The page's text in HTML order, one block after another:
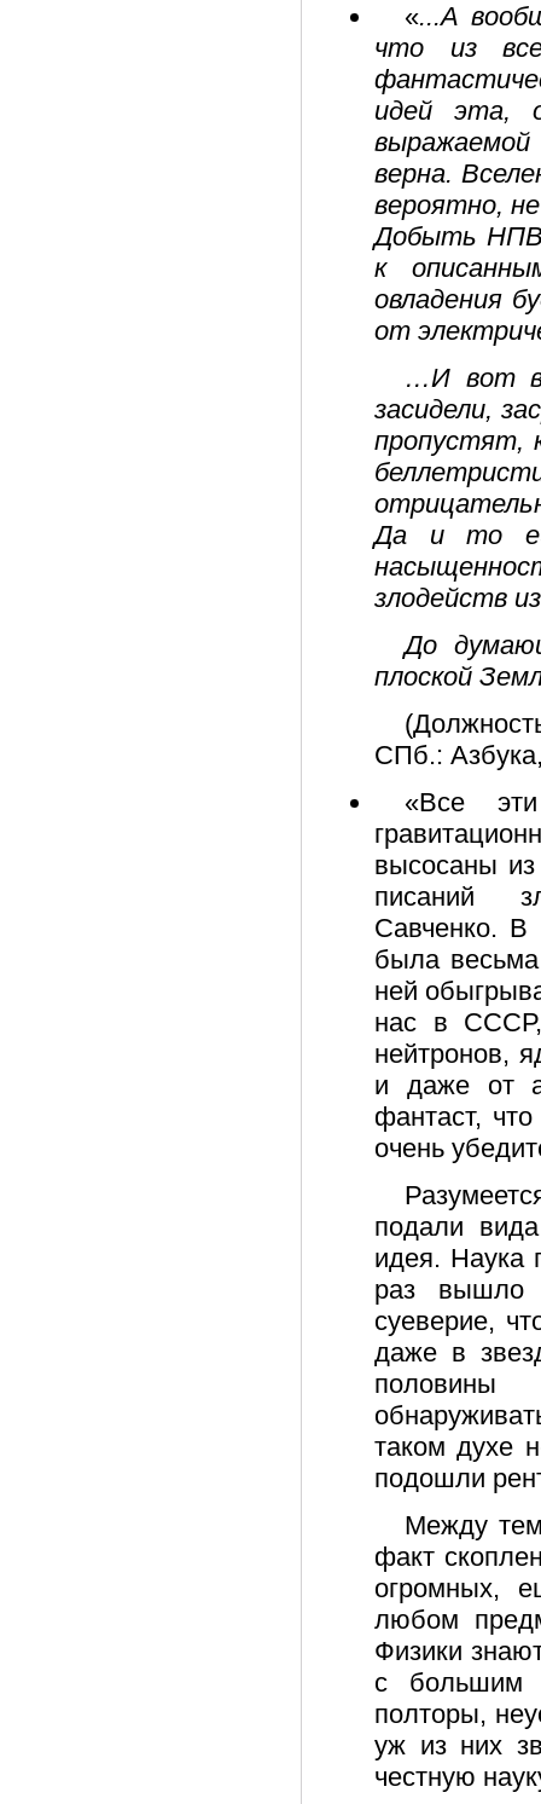
«...А
что из
идей эта, о
выражаемой
верна.
вероятно,
Добыть НПВ
к
овладения
от
…И вот в
засидели,
пропустят,
Да и то
злодейств
До
плоской
СПб.:
«Все
высосаны
писаний
Савченко. В
была
ней
нас в
нейтронов,
и даже от
фантаст,
очень
подали
идея. Наука
раз вышло
суеверие,
даже в
половины
таком духе
подошли
Между
факт
огромных,
любом
Физики
с большим
полторы,
уж из них
честную